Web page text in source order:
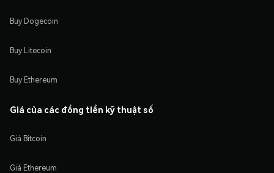
Buy Dogecoin
Buy Litecoin
Buy Ethereum
Giá của các đồng tiền kỹ thuật số
Giá Bitcoin
Giá Ethereum